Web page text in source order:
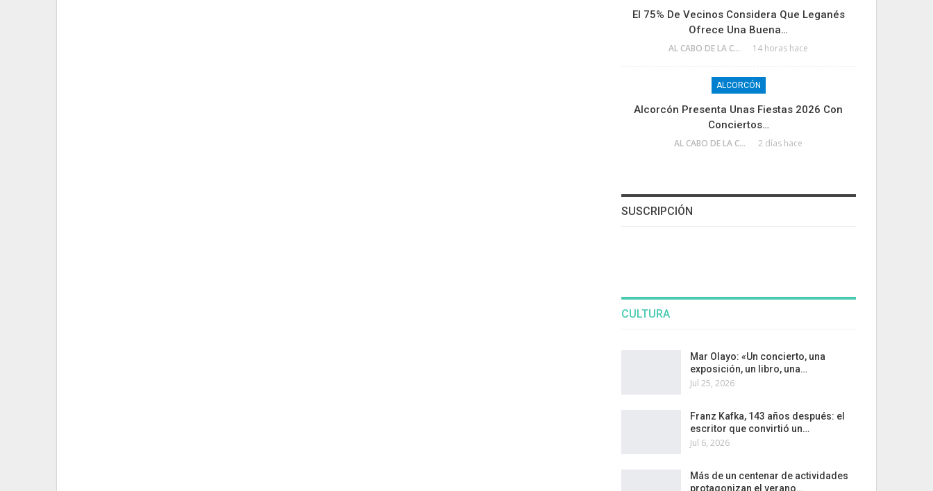
El 75% De Vecinos Considera Que Leganés
Ofrece Una Buena…
AL CABO DE LA CALLE 14 horas hace
ALCORCÓN
Alcorcón Presenta Unas Fiestas 2026 Con
Conciertos…
AL CABO DE LA CALLE 2 días hace
SUSCRIPCIÓN
CULTURA
Mar Olayo: «Un concierto, una
exposición, un libro, una…
Jul 25, 2026
Franz Kafka, 143 años después: el
escritor que convirtió un…
Jul 6, 2026
Más de un centenar de actividades
protagonizan el verano…